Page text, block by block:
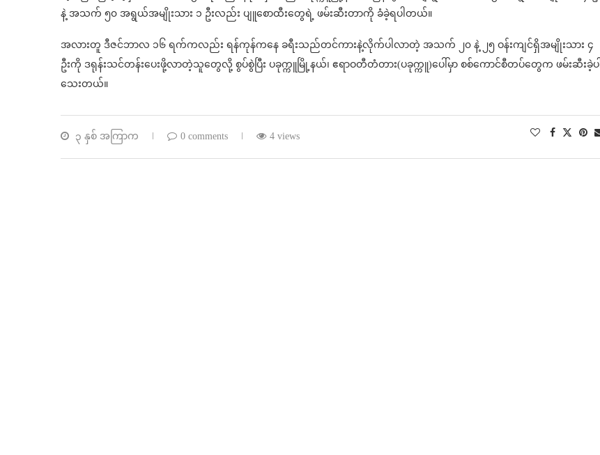
နဲ့ အသက် ၅၀ အရွယ်အမျိုးသား ၁ ဦးလည်း ပျူစောထီးတွေရဲ့ ဖမ်းဆီးတာကို ခံခဲ့ရပါတယ်။
အလားတူ ဒီဇင်ဘာလ ၁၆ ရက်ကလည်း ရန်ကုန်ကနေ ခရီးသည်တင်ကားနဲ့လိုက်ပါလာတဲ့ အသက် ၂၀ နဲ့ ၂၅ ဝန်းကျင်ရှိအမျိုးသား ၄
ဦးကို ဒရုန်းသင်တန်းပေးဖို့လာတဲ့သူတွေလို့ စွပ်စွဲပြီး ပခုက္ကူမြို့နယ်၊ ဧရာဝတီတံတား(ပခုက္ကူ)ပေါ်မှာ စစ်ကောင်စီတပ်တွေက ဖမ်းဆီးခဲ့ပါ
သေးတယ်။
၃ နှစ် အကြာက 0 comments 4 views